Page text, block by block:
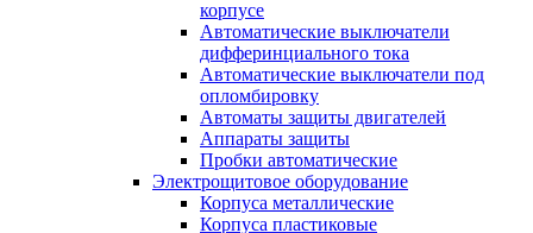
корпусе
Автоматические выключатели
дифферинциального тока
Автоматические выключатели под
опломбировку
Автоматы защиты двигателей
Аппараты защиты
Пробки автоматические
Электрощитовое оборудование
Корпуса металлические
Корпуса пластиковые